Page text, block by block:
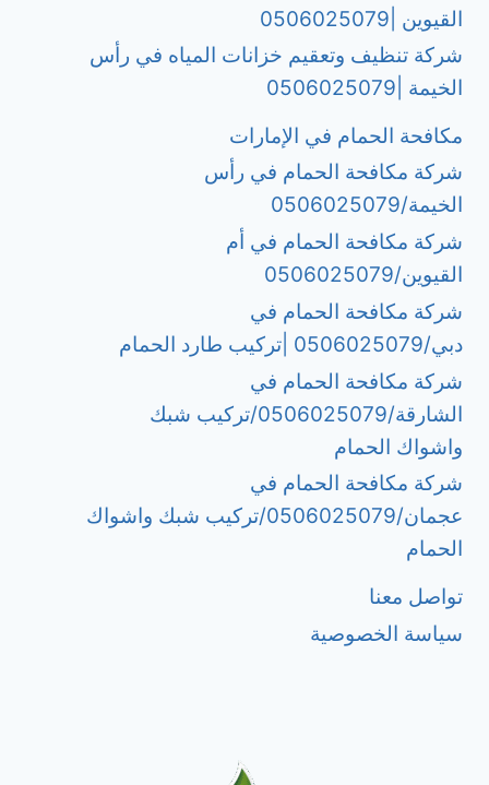
القيوين |0506025079
شركة تنظيف وتعقيم خزانات المياه في رأس
الخيمة |0506025079
مكافحة الحمام في الإمارات
شركة مكافحة الحمام في رأس
الخيمة/0506025079
شركة مكافحة الحمام في أم
القيوين/0506025079
شركة مكافحة الحمام في
دبي/0506025079 |تركيب طارد الحمام
شركة مكافحة الحمام في
الشارقة/0506025079/تركيب شبك
واشواك الحمام
شركة مكافحة الحمام في
عجمان/0506025079/تركيب شبك واشواك
الحمام
تواصل معنا
سياسة الخصوصية